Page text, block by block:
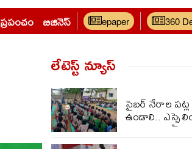
ప్రపంచం బిజినెస్ epaper 360
లేటెస్ట్ న్యూస్‌
సైబర్ నేరాల పట్ల
ఉండాలి.. ఎస్సై